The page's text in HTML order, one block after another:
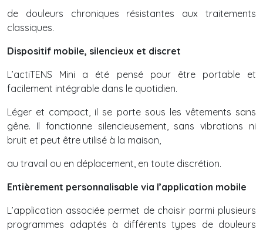
de douleurs chroniques résistantes aux traitements
classiques.
Dispositif mobile, silencieux et discret
L’actiTENS Mini a été pensé pour être portable et
facilement intégrable dans le quotidien.
Léger et compact, il se porte sous les vêtements sans
gêne. Il fonctionne silencieusement, sans vibrations ni
bruit et peut être utilisé à la maison,
au travail ou en déplacement, en toute discrétion.
Entièrement personnalisable via l’application mobile
L’application associée permet de choisir parmi plusieurs
programmes adaptés à différents types de douleurs